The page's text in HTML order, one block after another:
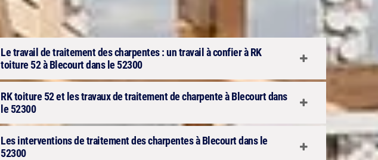
Le travail de traitement des charpentes : un travail à confier à RK
toiture 52 à Blecourt dans le 52300
RK toiture 52 et les travaux de traitement de charpente à Blecourt dans
le 52300
Les interventions de traitement des charpentes à Blecourt dans le
52300